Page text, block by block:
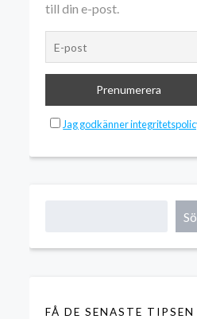
till din e-post.
Jag godkänner
FÅ DE SENASTE TIPSEN